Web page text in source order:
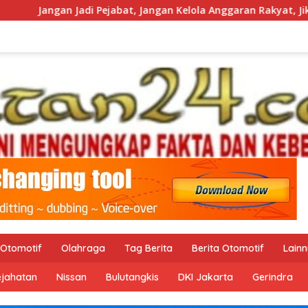
Jangan Kelola Anggaran Rakyat, Jika Tak Mau Diawasi
Otomotif Olahraga Tag Berita Berita Otomotif
Nissan Bulutangkis DKI Jakarta Gerindra